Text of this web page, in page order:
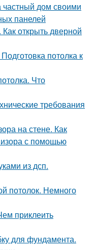
дом своими
панелей
открыть дверной
потолка к
Что
требования
на стене. Как
с помощью
из дсп.
потолок. Немного
приклеить
для фундамента.